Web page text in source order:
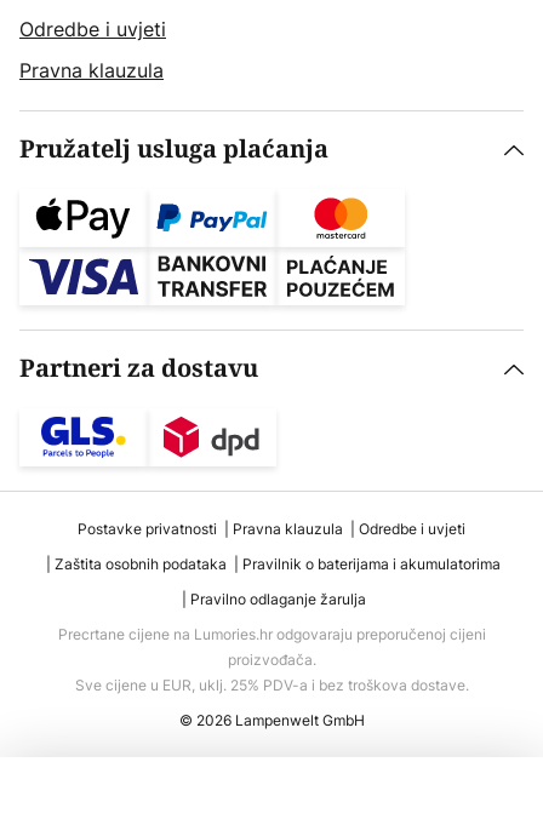
Odredbe i uvjeti
Pravna klauzula
Pružatelj usluga plaćanja
Partneri za dostavu
Postavke privatnosti Pravna klauzula
Odredbe i uvjeti
Zaštita osobnih podataka
Pravilnik o baterijama i akumulatorima
Pravilno odlaganje žarulja
Precrtane cijene na Lumories.hr odgovaraju preporučenoj cijeni
proizvođača.
Sve cijene u EUR, uklj. 25% PDV-a i bez troškova dostave.
© 2026 Lampenwelt GmbH